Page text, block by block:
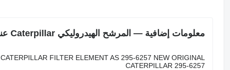
معلومات إضافية — المرشح الهيدروليكي Caterpillar عنصر التصفية كـ 295-6257 لـ آلات البناء Caterpillar
CATERPILLAR FILTER ELEMENT AS 295-6257 NEW ORIGINAL
CATERPILLAR 295-6257